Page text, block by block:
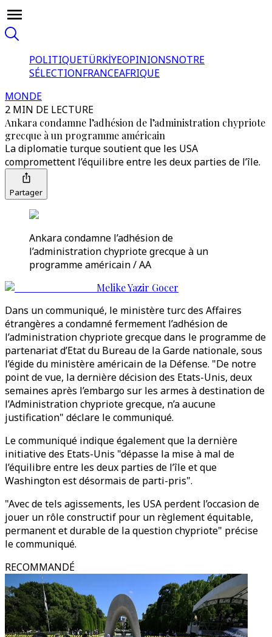
POLITIQUETÜRKİYEOPINIONSNOTRE
SÉLECTIONFRANCEAFRIQUE
MONDE
2 MIN DE LECTURE
Ankara condamne l’adhésion de l’administration chypriote
grecque à un programme américain
La diplomatie turque soutient que les USA
compromettent l’équilibre entre les deux parties de l’île.
Partager
Ankara condamne l’adhésion de
l’administration chypriote grecque à un
programme américain / AA
Melike Yazir Gocer
Dans un communiqué, le ministère turc des Affaires
étrangères a condamné fermement l’adhésion de
l’administration chypriote grecque dans le programme de
partenariat d’Etat du Bureau de la Garde nationale, sous
l’égide du ministère américain de la Défense. "De notre
point de vue, la dernière décision des Etats-Unis, deux
semaines après l’embargo sur les armes à destination de
l’Administration chypriote grecque, n’a aucune
justification" déclare le communiqué.
Le communiqué indique également que la dernière
initiative des Etats-Unis "dépasse la mise à mal de
l’équilibre entre les deux parties de l’île et que
Washington est désormais de parti-pris".
"Avec de tels agissements, les USA perdent l’occasion de
jouer un rôle constructif pour un règlement équitable,
permanent et durable de la question chypriote" précise
le communiqué.
RECOMMANDÉ